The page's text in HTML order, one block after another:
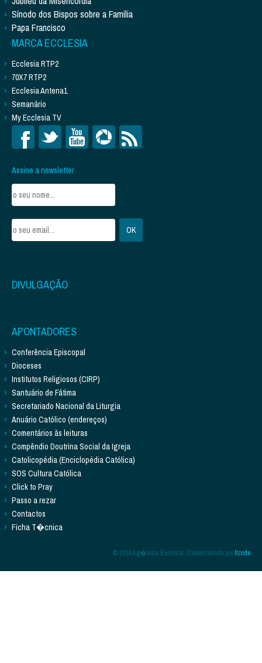
Sínodo dos Bispos sobre a Família
Papa Francisco
MARCA ECCLESIA
Ecclesia RTP2
70X7 RTP2
Ecclesia Antena1
Semanário
My Ecclesia TV
Assine a newsletter
DIVULGAÇÃO
APONTADORES
Conferência Episcopal
Dioceses
Institutos Religiosos (CIRP)
Santuário de Fátima
Secretariado Nacional da Liturgia
Anuário Católico (endereços)
Comentários às leituras
Compêndio Doutrina Social da Igreja
Catolicopédia (Enciclopédia Católica)
SOS Cultura Católica
Click to Pray
Passo a rezar
Contactos
Ficha T�cnica
© 2014 Ag�ncia Ecclesia. Desenvolvido porItcode